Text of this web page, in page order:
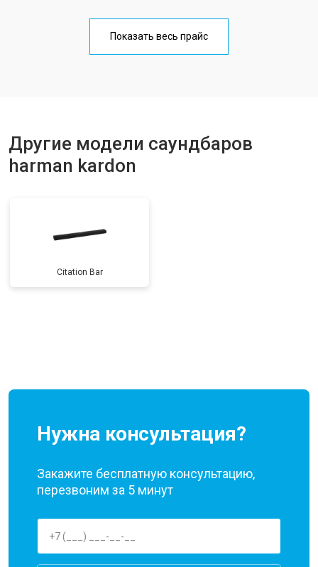
Показать весь прайс
Другие модели саундбаров
harman kardon
Citation Bar
Нужна консультация?
Закажите бесплатную консультацию,
перезвоним за 5 минут